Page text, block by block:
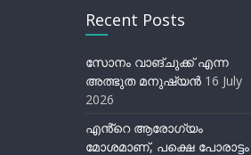
Recent Posts
സോനം വാങ്ചുക്ക് എന്ന
അത്ഭുത മനുഷ്യന്‍ 16 July
2026
എൻ്റെ ആരോഗ്യം
മോശമാണ്, പക്ഷെ പോരാട്ടം